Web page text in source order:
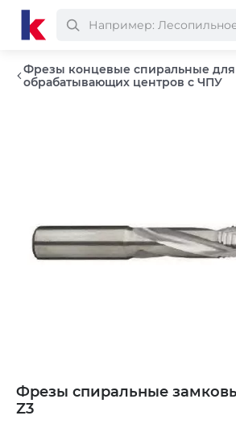
Фрезы концевые спиральные для
обрабатывающих центров с ЧПУ
Фрезы спиральные
Z3